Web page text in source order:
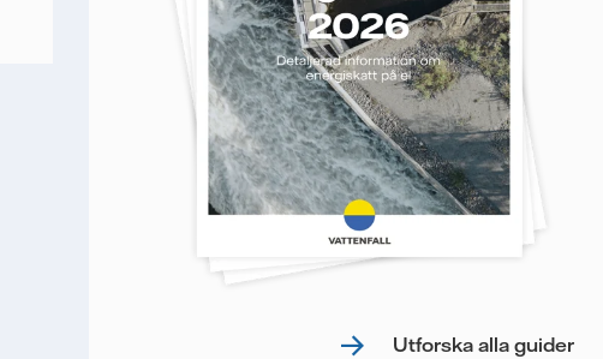
Utforska alla guider